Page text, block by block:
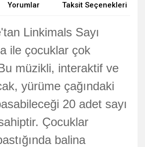
Yorumlar Taksit Seçenekleri
Linkimals Sayı
ile çocuklar çok
müzikli, interaktif ve
yürüme çağındaki
20 adet sayı
Çocuklar
balina